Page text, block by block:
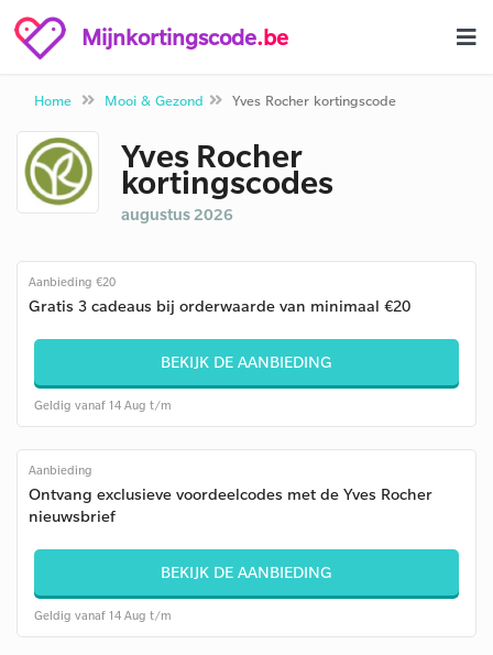
Mijnkortingscode.be
Home Mooi & Gezond Yves Rocher kortingscode
Yves Rocher
kortingscodes
augustus 2026
Aanbieding €20
Gratis 3 cadeaus bij orderwaarde van minimaal €20
BEKIJK DE AANBIEDING
Geldig vanaf 14 Aug t/m
Aanbieding
Ontvang exclusieve voordeelcodes met de Yves Rocher
nieuwsbrief
BEKIJK DE AANBIEDING
Geldig vanaf 14 Aug t/m